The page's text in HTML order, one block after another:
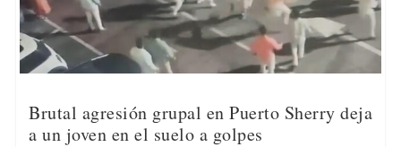
Brutal agresión grupal en Puerto Sherry deja
a un joven en el suelo a golpes